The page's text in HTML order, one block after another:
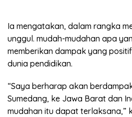
Ia mengatakan, dalam rangka
unggul. mudah-mudahan apa
memberikan dampak yang
dunia pendidikan.
“Saya berharap akan
Sumedang, ke Jawa Barat dan
mudahan itu dapat terlaksana,”